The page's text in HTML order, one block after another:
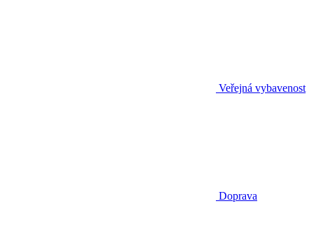
Veřejná vybavenost
Doprava